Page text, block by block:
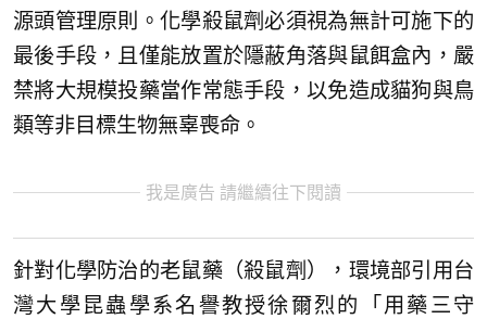
源頭管理原則。化學殺鼠劑必須視為無計可施下的
最後手段，且僅能放置於隱蔽角落與鼠餌盒內，嚴
禁將大規模投藥當作常態手段，以免造成貓狗與鳥
類等非目標生物無辜喪命。
我是廣告 請繼續往下閱讀
針對化學防治的老鼠藥（殺鼠劑），環境部引用台
灣大學昆蟲學系名譽教授徐爾烈的「用藥三守